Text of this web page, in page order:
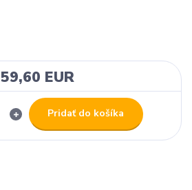
59,60 EUR
Pridať do košíka